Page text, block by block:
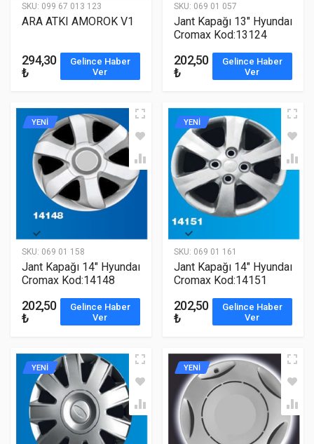
SKU: 099 67 013 123
ARA ATKI AMOROK V1
294,30
₺
Gelince Haber
Ver
SKU: 069 01 057
Jant Kapağı 13" Hyundaı
Cromax Kod:13124
202,50
₺
Gelince Haber
Ver
SKU: 069 01 158
YENİ
Jant Kapağı 14" Hyundaı
Cromax Kod:14148
202,50
₺
Gelince Haber
Ver
SKU: 069 01 161
YENİ
Jant Kapağı 14" Hyundaı
Cromax Kod:14151
202,50
₺
Gelince Haber
Ver
YENİ YENİ